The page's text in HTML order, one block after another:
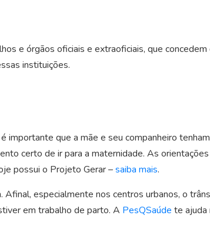
e órgãos oficiais e extraoficiais, que
instituições.
importante que a mãe e seu companheiro
certo de ir para a maternidade. As
possui o Projeto Gerar –saiba mais.
Afinal, especialmente nos centros urbanos, o
em trabalho de parto. A PesQSaúde te ajuda